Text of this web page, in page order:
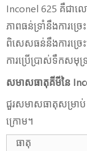
Inconel 625 គឺជា
ភាពធន់ទ្រាំនឹងការច្រ
ពិសេសធន់នឹងការច្រេ
ការប្រើប្រាស់ទឹកសមុទ្
សមាសធាតុគីមីនៃ
ជួរសមាសធាតុសម្រាប់
ក្រោម។
ធាតុ